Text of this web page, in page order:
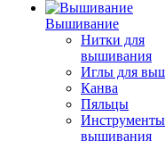
Вышивание
Нитки для
вышивания
Иглы для
Канва
Пяльцы
вышивания